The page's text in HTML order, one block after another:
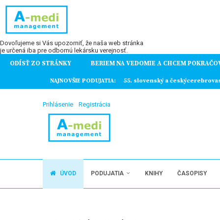
Dovoľujeme si Vás upozorniť, že naša web stránka
je určená iba pre odbornú lekársku verejnosť.
ODÍSŤ ZO STRÁNKY BERIEM NA VEDOMIE A CHCEM
NAJNOVŠIE PODUJATIA: 55. slovenský a
Prihlásenie Registrácia
ÚVOD PODUJATIA KNIHY ČASOPISY